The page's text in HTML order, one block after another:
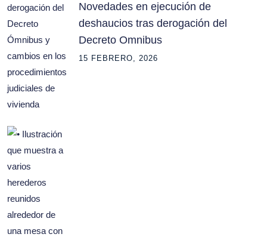
Novedades en ejecución de
deshaucios tras derogación del
Decreto Omnibus
15 FEBRERO, 2026